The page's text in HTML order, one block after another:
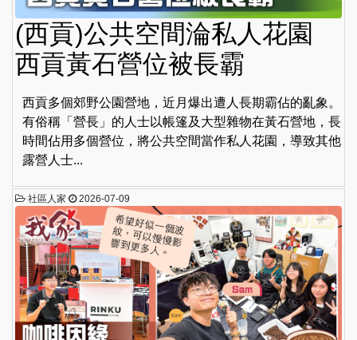
(西貢)公共空間淪私人花園
西貢黃石營位被長霸
西貢多個郊野公園營地，近月爆出遭人長期霸佔的亂象。
有俗稱「營長」的人士以帳篷及大型雜物在黃石營地，長
時間佔用多個營位，將公共空間當作私人花園，導致其他
露營人士...
社區人家 2026-07-09